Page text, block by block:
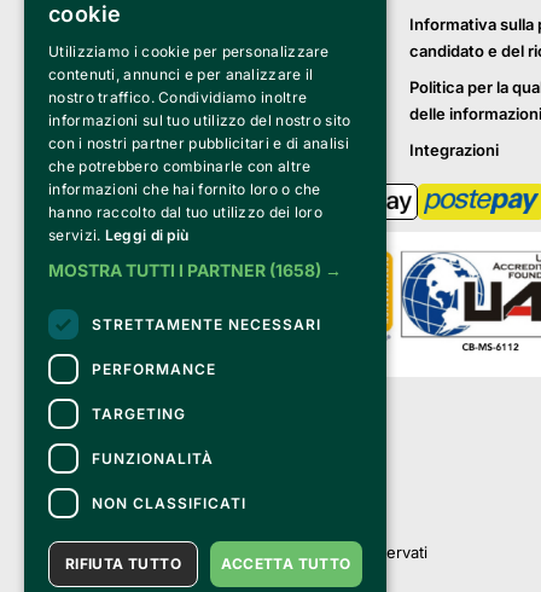
Informativa sulla
candidato e del
Politica per la
delle informazioni
Integrazioni
Bemils Srl
Via Fosse Ardeatine, 4 -20092 Cinisello
PI 05589050961
© 2010-2025 Bemils Srl - Tutti i diritti riservati
cookie
Utilizziamo i cookie per personalizzare
contenuti, annunci e per analizzare il
nostro traffico. Condividiamo inoltre
informazioni sul tuo utilizzo del nostro sito
con i nostri partner pubblicitari e di analisi
che potrebbero combinarle con altre
informazioni che hai fornito loro o che
hanno raccolto dal tuo utilizzo dei loro
servizi. Leggi di più
MOSTRA TUTTI I PARTNER (1658) →
STRETTAMENTE NECESSARI
PERFORMANCE
TARGETING
FUNZIONALITÀ
NON CLASSIFICATI
ACCETTA TUTTO
RIFIUTA TUTTO